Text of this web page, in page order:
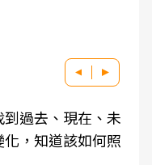
過去、現在、未
，知道該如何照